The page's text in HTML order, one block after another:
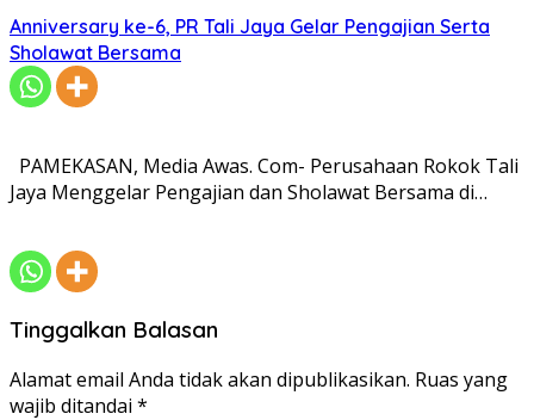
Anniversary ke-6, PR Tali Jaya Gelar Pengajian Serta
Sholawat Bersama
PAMEKASAN, Media Awas. Com- Perusahaan Rokok Tali
Jaya Menggelar Pengajian dan Sholawat Bersama di…
Tinggalkan Balasan
Alamat email Anda tidak akan dipublikasikan. Ruas yang
wajib ditandai *